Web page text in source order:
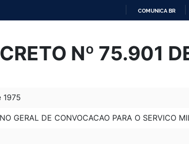
COMUNICA BR
Nº 75.901
1975
GERAL DE CONVOCACAO PARA O SERVICO